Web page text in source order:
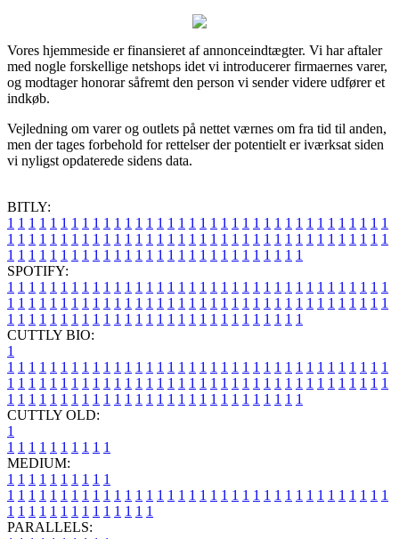
Vores hjemmeside er finansieret af annonceindtægter. Vi har aftaler
med nogle forskellige netshops idet vi introducerer firmaernes varer,
og modtager honorar såfremt den person vi sender videre udfører et
indkøb.
Vejledning om varer og outlets på nettet værnes om fra tid til anden,
men der tages forbehold for rettelser der potentielt er iværksat siden
vi nyligst opdaterede sidens data.
BITLY:
1 1 1 1 1 1 1 1 1 1 1 1 1 1 1 1 1 1 1 1 1 1 1 1 1 1 1 1 1 1 1 1 1 1 1 1
1 1 1 1 1 1 1 1 1 1 1 1 1 1 1 1 1 1 1 1 1 1 1 1 1 1 1 1 1 1 1 1 1 1 1 1
1 1 1 1 1 1 1 1 1 1 1 1 1 1 1 1 1 1 1 1 1 1 1 1 1 1 1 1
SPOTIFY:
1 1 1 1 1 1 1 1 1 1 1 1 1 1 1 1 1 1 1 1 1 1 1 1 1 1 1 1 1 1 1 1 1 1 1 1
1 1 1 1 1 1 1 1 1 1 1 1 1 1 1 1 1 1 1 1 1 1 1 1 1 1 1 1 1 1 1 1 1 1 1 1
1 1 1 1 1 1 1 1 1 1 1 1 1 1 1 1 1 1 1 1 1 1 1 1 1 1 1 1
CUTTLY BIO:
1
1 1 1 1 1 1 1 1 1 1 1 1 1 1 1 1 1 1 1 1 1 1 1 1 1 1 1 1 1 1 1 1 1 1 1 1
1 1 1 1 1 1 1 1 1 1 1 1 1 1 1 1 1 1 1 1 1 1 1 1 1 1 1 1 1 1 1 1 1 1 1 1
1 1 1 1 1 1 1 1 1 1 1 1 1 1 1 1 1 1 1 1 1 1 1 1 1 1 1 1
CUTTLY OLD:
1
1 1 1 1 1 1 1 1 1 1
MEDIUM:
1 1 1 1 1 1 1 1 1 1
1 1 1 1 1 1 1 1 1 1 1 1 1 1 1 1 1 1 1 1 1 1 1 1 1 1 1 1 1 1 1 1 1 1 1 1
1 1 1 1 1 1 1 1 1 1 1 1 1 1
PARALLELS: